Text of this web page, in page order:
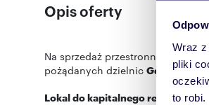
Wraz z
pliki
to robi.
Opis oferty
Na sprzedaż przestronne,
pożądanych dzielnic Gdyni -
Lokal do kapitalnego remontu, co